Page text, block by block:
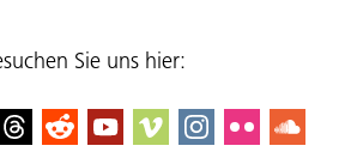
Sie uns hier: